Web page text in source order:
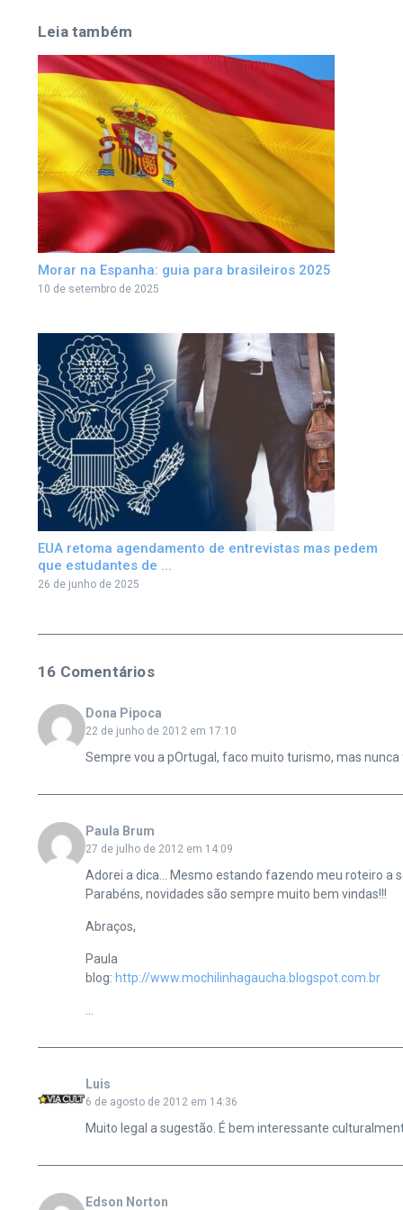
Leia também
Morar na Espanha: guia para brasileiros 2025
10 de setembro de 2025
EUA retoma agendamento de entrevistas mas pedem
que estudantes de ...
26 de junho de 2025
16 Comentários
Dona Pipoca
22 de junho de 2012 em 17:10
Sempre vou a pOrtugal, faco muito turismo, mas
Paula Brum
27 de julho de 2012 em 14:09
Adorei a dica… Mesmo estando fazendo meu roteiro a
Parabéns, novidades são sempre muito bem vindas!!!
Abraços,
Paula
blog: http://www.mochilinhagaucha.blogspot.com.br
Luis
6 de agosto de 2012 em 14:36
Muito legal a sugestão. É bem interessante
Edson Norton